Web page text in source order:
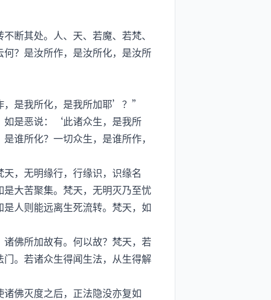
其处。人、天、若魔、若梵、
？是汝所作，是汝所化，是汝所
是我所化，是我所加耶’？”
是恶说：‘此诸众生，是我所
谁所化？一切众生，是谁所作，
，无明缘行，行缘识，识缘名
大苦聚集。梵天，无明灭乃至忧
人则能远离生死流转。梵天，如
佛所加故有。何以故？梵天，若
。若诸众生得闻生法，从生得解
佛灭度之后，正法隐没亦复如